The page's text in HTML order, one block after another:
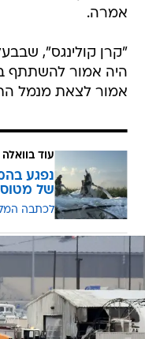
אמרה.
"קרן קולינגס",
היה אמור להשתתף
אמור לצאת מנמל
עוד בוואלה
של מטוס
לכתבה